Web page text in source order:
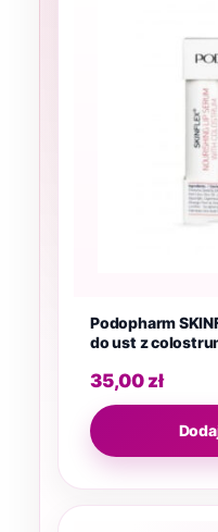
Podopharm
do ust z
35,00 zł